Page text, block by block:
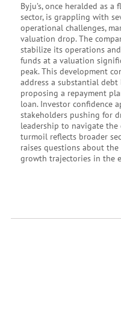
Byju’s, once heralded as a
sector, is grappling with
operational challenges,
valuation drop. The
stabilize its operations
funds at a valuation
peak. This development
address a substantial debt
proposing a repayment
loan. Investor confidence
stakeholders pushing for
leadership to navigate the
turmoil reflects broader
raises questions about
growth trajectories in the